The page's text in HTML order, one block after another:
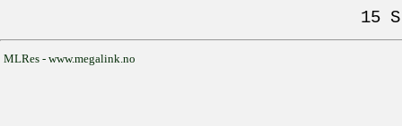
15
MLRes - www.megalink.no